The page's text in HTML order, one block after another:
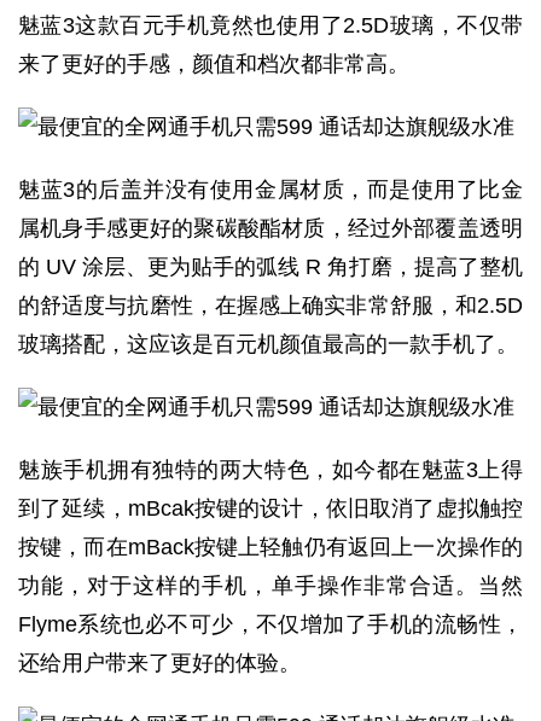
魅蓝3这款百元手机竟然也使用了2.5D玻璃，不仅带
来了更好的手感，颜值和档次都非常高。
魅蓝3的后盖并没有使用金属材质，而是使用了比金
属机身手感更好的聚碳酸酯材质，经过外部覆盖透明
的 UV 涂层、更为贴手的弧线 R 角打磨，提高了整机
的舒适度与抗磨性，在握感上确实非常舒服，和2.5D
玻璃搭配，这应该是百元机颜值最高的一款手机了。
魅族手机拥有独特的两大特色，如今都在魅蓝3上得
到了延续，mBcak按键的设计，依旧取消了虚拟触控
按键，而在mBack按键上轻触仍有返回上一次操作的
功能，对于这样的手机，单手操作非常合适。当然
Flyme系统也必不可少，不仅增加了手机的流畅性，
还给用户带来了更好的体验。